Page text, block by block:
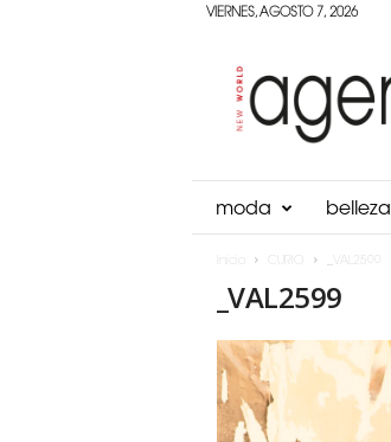
VIERNES, AGOSTO 7, 2026
Panama
moda belleza
_VAL2599
_VAL2599